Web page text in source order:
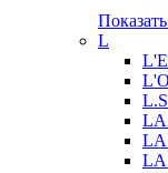
L
LA
LA
LA